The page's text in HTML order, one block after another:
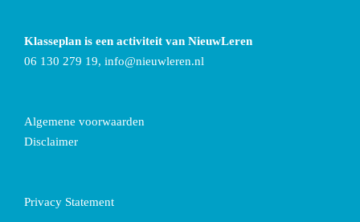
Klasseplan is een activiteit van NieuwLeren
06 130 279 19, info@nieuwleren.nl
Algemene voorwaarden
Disclaimer
Privacy Statement